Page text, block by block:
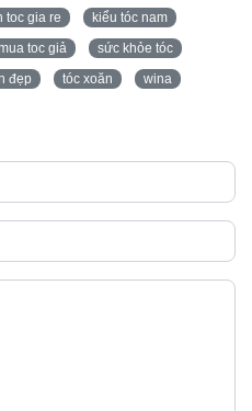
toc gia re
kiểu tóc nam
toc giả
sức khỏe tóc
đẹp tóc xoăn wina